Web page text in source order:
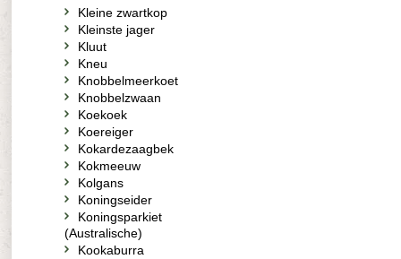
Kleine zwartkop
Kleinste jager
Kluut
Kneu
Knobbelmeerkoet
Knobbelzwaan
Koekoek
Koereiger
Kokardezaagbek
Kokmeeuw
Kolgans
Koningseider
Koningsparkiet
(Australische)
Kookaburra